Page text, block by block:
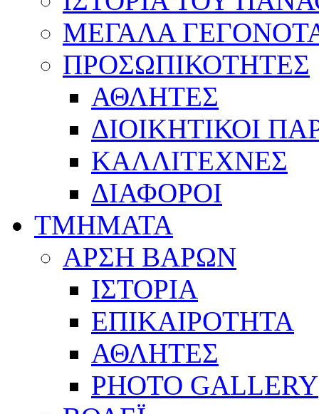
ΜΕΓΑΛΑ
ΠΡΟΣΩΠΙΚΟΤΗΤΕΣ
ΑΘΛΗΤΕΣ
ΔΙΟΙΚΗΤΙΚΟΙ
ΚΑΛΛΙΤΕΧΝΕΣ
ΔΙΑΦΟΡΟΙ
ΤΜΗΜΑΤΑ
ΑΡΣΗ ΒΑΡΩΝ
ΙΣΤΟΡΙΑ
ΕΠΙΚΑΙΡΟΤΗΤΑ
ΑΘΛΗΤΕΣ
PHOTO GALLERY